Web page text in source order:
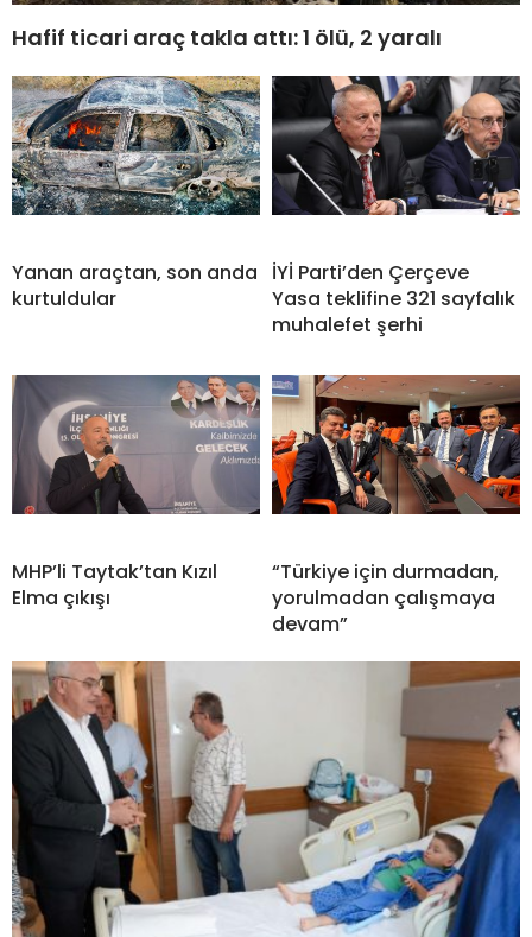
Hafif ticari araç takla attı: 1 ölü, 2 yaralı
Yanan araçtan, son anda
kurtuldular
İYİ Parti’den Çerçeve
Yasa teklifine 321 sayfalık
muhalefet şerhi
MHP’li Taytak’tan Kızıl
Elma çıkışı
“Türkiye için durmadan,
yorulmadan çalışmaya
devam”